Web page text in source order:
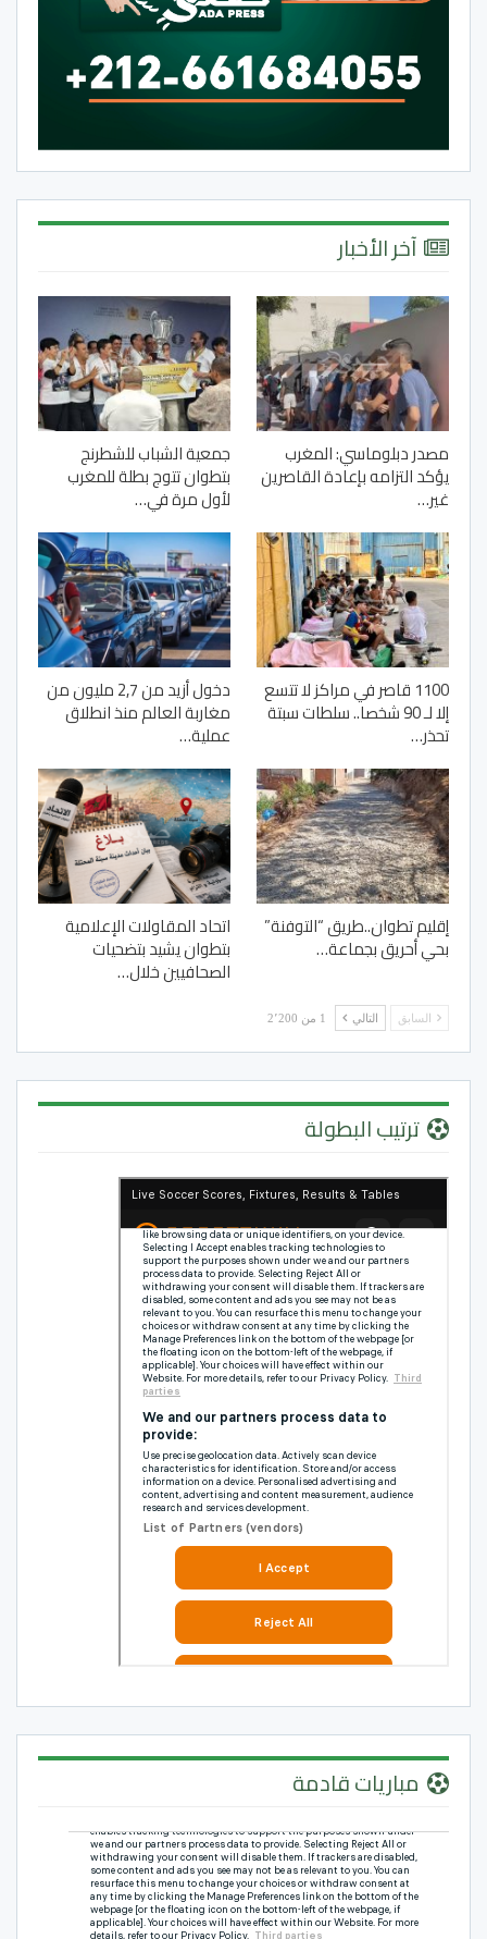
آخر الأخبار
مصدر دبلوماسي: المغرب
يؤكد التزامه بإعادة القاصرين
غير…
جمعية الشباب للشطرنج
بتطوان تتوج بطلة للمغرب
لأول مرة في…
1100 قاصر في مراكز لا تتسع
إلا لـ 90 شخصا.. سلطات سبتة
تحذر…
دخول أزيد من 2,7 مليون من
مغاربة العالم منذ انطلاق
عملية…
إقليم تطوان..طريق “التوفنة”
بحي أحريق بجماعة…
اتحاد المقاولات الإعلامية
بتطوان يشيد بتضحيات
الصحافيين خلال…
السابق التالي 1 من 2٬200
ترتيب البطولة
مباريات قادمة